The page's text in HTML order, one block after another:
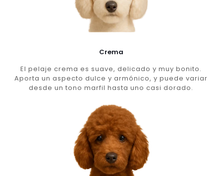
Crema
El pelaje crema es suave, delicado y muy bonito.
Aporta un aspecto dulce y armónico, y puede variar
desde un tono marfil hasta uno casi dorado.